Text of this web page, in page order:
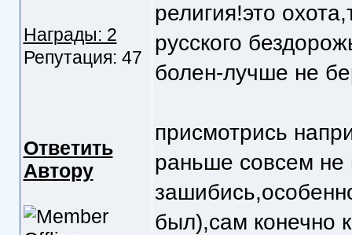
Награды: 2
Репутация: 47
Ответить
Автору
религия!это
русского
болен-лучше не
присмотрись
раньше совсем не
был),сам конечно